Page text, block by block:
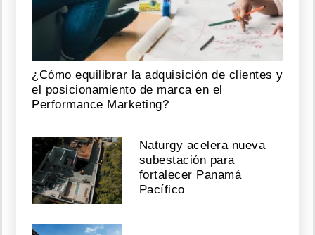
¿Cómo equilibrar la adquisición de clientes y
el posicionamiento de marca en el
Performance Marketing?
Naturgy acelera nueva
subestación para
fortalecer Panamá
Pacífico